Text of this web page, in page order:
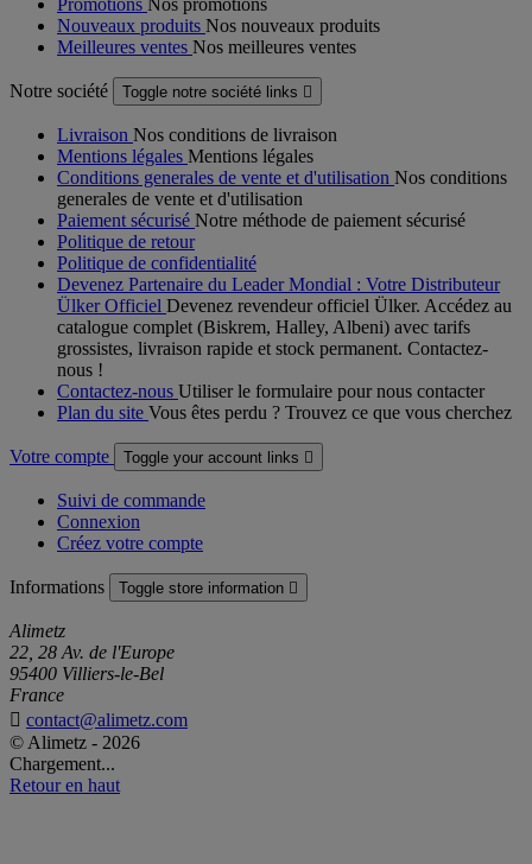
Nouveaux produits Nos nouveaux produits
Meilleures ventes Nos meilleures ventes
Notre société Toggle notre société links 
Livraison Nos conditions de livraison
Mentions légales Mentions légales
Conditions generales de vente et d'utilisation Nos conditions
generales de vente et d'utilisation
Paiement sécurisé Notre méthode de paiement sécurisé
Politique de retour
Politique de confidentialité
Devenez Partenaire du Leader Mondial : Votre Distributeur
Ülker Officiel Devenez revendeur officiel Ülker. Accédez au
catalogue complet (Biskrem, Halley, Albeni) avec tarifs
grossistes, livraison rapide et stock permanent. Contactez-
nous !
Contactez-nous Utiliser le formulaire pour nous contacter
Plan du site Vous êtes perdu ? Trouvez ce que vous cherchez
Votre compte Toggle your account links 
Suivi de commande
Connexion
Créez votre compte
Informations Toggle store information 
Alimetz
22, 28 Av. de l'Europe
95400 Villiers-le-Bel
France
 contact@alimetz.com
© Alimetz - 2026
Chargement...
Retour en haut